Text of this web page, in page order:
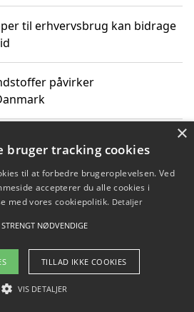
til erhvervsbrug kan bidrage
påvirker
brændstoffer kan ændre
2026 - Pilanto Aps
×
bruger tracking cookies
til at forbedre brugeroplevelsen. Ved
accepterer du alle cookies i
med vores cookiepolitik. Detaljer
STRENGT NØDVENDIGE
TILLAD IKKE COOKIES
VIS DETALJER